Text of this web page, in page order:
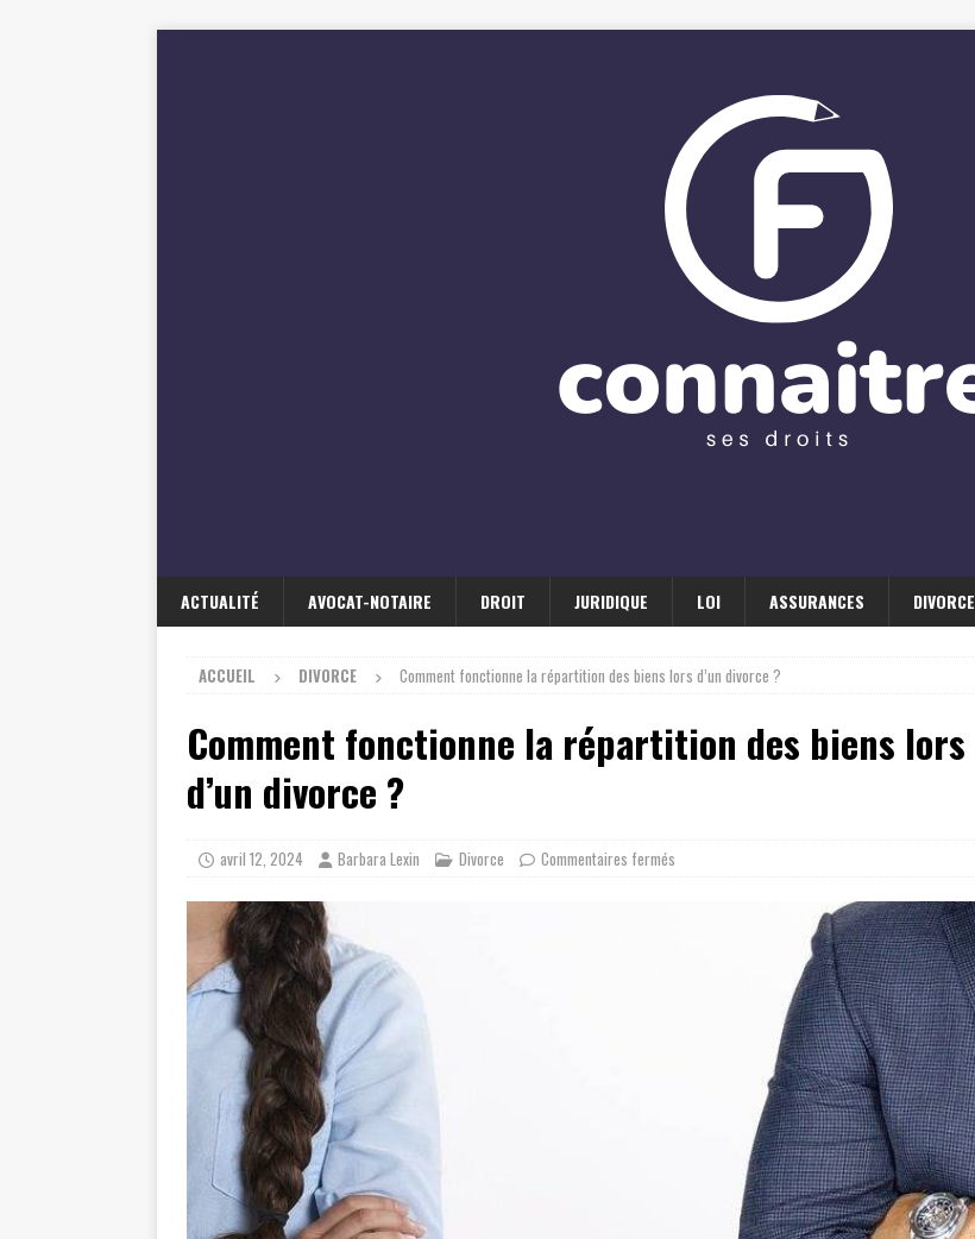
ACTUALITÉ AVOCAT-NOTAIRE DROIT JURIDIQUE LOI ASSURANCES DIVORCE
ACCUEIL DIVORCE Comment fonctionne la répartition des biens lors d’un divorce ?
Comment fonctionne la répartition des biens lors
d’un divorce ?
avril 12, 2024 Barbara Lexin Divorce Commentaires fermés